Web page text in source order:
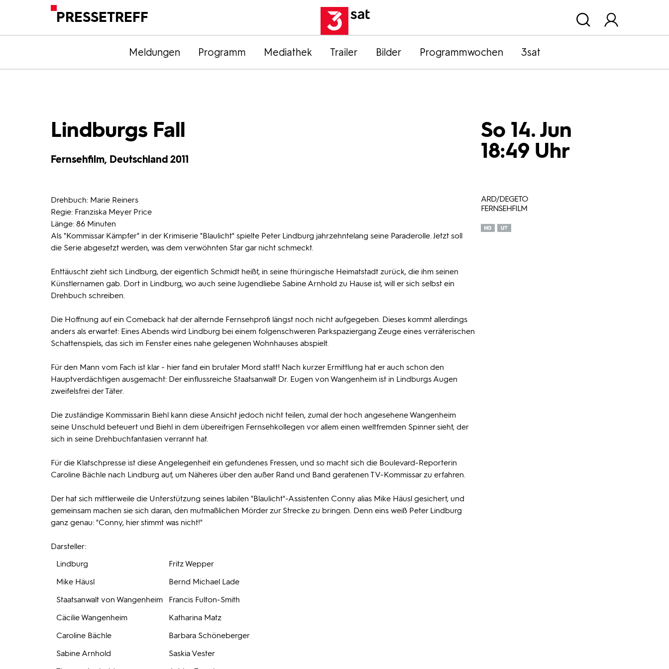
PRESSETREFF
Meldungen Programm Mediathek Trailer Bilder Programmwochen 3sat
Lindburgs Fall
Fernsehfilm, Deutschland 2011
So 14. Jun
18:49 Uhr
Drehbuch: Marie Reiners
Regie: Franziska Meyer Price
Länge: 86 Minuten
Als "Kommissar Kämpfer" in der Krimiserie "Blaulicht" spielte Peter Lindburg jahrzehntelang seine Paraderolle. Jetzt soll
die Serie abgesetzt werden, was dem verwöhnten Star gar nicht schmeckt.
Enttäuscht zieht sich Lindburg, der eigentlich Schmidt heißt, in seine thüringische Heimatstadt zurück, die ihm seinen
Künstlernamen gab. Dort in Lindburg, wo auch seine Jugendliebe Sabine Arnhold zu Hause ist, will er sich selbst ein
Drehbuch schreiben.
Die Hoffnung auf ein Comeback hat der alternde Fernsehprofi längst noch nicht aufgegeben. Dieses kommt allerdings
anders als erwartet: Eines Abends wird Lindburg bei einem folgenschweren Parkspaziergang Zeuge eines verräterischen
Schattenspiels, das sich im Fenster eines nahe gelegenen Wohnhauses abspielt.
Für den Mann vom Fach ist klar - hier fand ein brutaler Mord statt! Nach kurzer Ermittlung hat er auch schon den
Hauptverdächtigen ausgemacht: Der einflussreiche Staatsanwalt Dr. Eugen von Wangenheim ist in Lindburgs Augen
zweifelsfrei der Täter.
Die zuständige Kommissarin Biehl kann diese Ansicht jedoch nicht teilen, zumal der hoch angesehene Wangenheim
seine Unschuld beteuert und Biehl in dem übereifrigen Fernsehkollegen vor allem einen weltfremden Spinner sieht, der
sich in seine Drehbuchfantasien verrannt hat.
Für die Klatschpresse ist diese Angelegenheit ein gefundenes Fressen, und so macht sich die Boulevard-Reporterin
Caroline Bächle nach Lindburg auf, um Näheres über den außer Rand und Band geratenen TV-Kommissar zu erfahren.
Der hat sich mittlerweile die Unterstützung seines labilen "Blaulicht"-Assistenten Conny alias Mike Häusl gesichert, und
gemeinsam machen sie sich daran, den mutmaßlichen Mörder zur Strecke zu bringen. Denn eins weiß Peter Lindburg
ganz genau: "Conny, hier stimmt was nicht!"
Darsteller:
Lindburg
Fritz Wepper
Mike Häusl
Bernd Michael Lade
Staatsanwalt von Wangenheim
Francis Fulton-Smith
Cäcilie Wangenheim
Katharina Matz
Caroline Bächle
Barbara Schöneberger
Sabine Arnhold
Saskia Vester
ARD/DEGETO
FERNSEHFILM